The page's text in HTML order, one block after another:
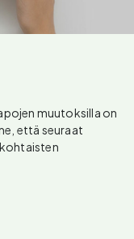
muutoksilla on
että seuraat